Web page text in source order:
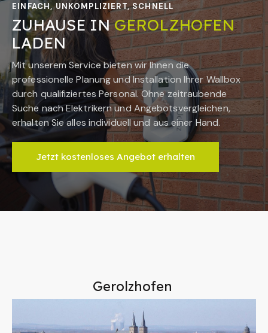
EINFACH, UNKOMPLIZIERT, SCHNELL
ZUHAUSE INGEROLZHOFEN
LADEN
Mit unserem Service bieten wir Ihnen die
professionelle Planung und Installation Ihrer Wallbox
durch qualifiziertes Personal. Ohne zeitraubende
Suche nach Elektrikern und Angebotsvergleichen,
erhalten Sie alles individuell und aus einer Hand.
Jetzt kostenloses Angebot erhalten
Gerolzhofen